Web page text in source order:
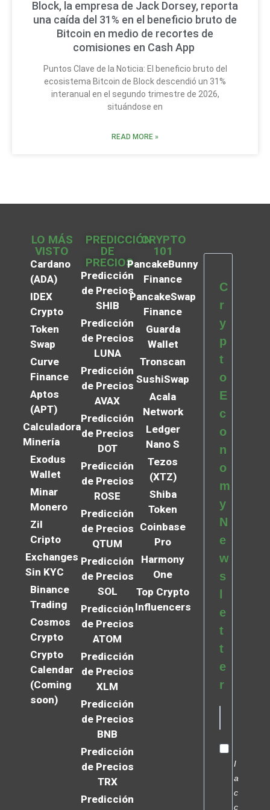
Block, la empresa de Jack Dorsey, reporta
una caída del 31% en el beneficio bruto de
Bitcoin en medio de recortes de
comisiones en Cash App
Puntos Clave de la Noticia: El beneficio bruto del
ecosistema Bitcoin de Block descendió un 31%
interanual en el segundo trimestre de 2026,
situándose en
READ MORE »
LO MÁS
VISTO
Cardano
(ADA)
IDEX
Crypto
Token
Swap
Curve
Finance
Aptos
(APT)
Calculadora
Minería
Exodus
Wallet
Minar
Monero
Zil
Cripto
Exchanges
Sin KYC
Binance
Trading
Cosmos
Crypto
Crypto
Calendar
(Coming
soon)
PREDICCIÓN
DE
PRECIOS
Predicción
de Precios
SHIB
Predicción
de Precios
LUNA
Predicción
de Precios
AVAX
Predicción
de Precios
DOT
Predicción
de Precios
ROSE
Predicción
de Precios
QTUM
Predicción
de Precios
SOL
Predicción
de Precios
ATOM
Predicción
de Precios
XLM
Predicción
de Precios
BNB
Predicción
de Precios
TRX
Predicción
CRYPTO
101
PancakeBunny
Finance
PancakeSwap
Finance
Guarda
Wallet
Tronscan
SushiSwap
Acala
Network
Ledger
Nano S
Tezos
(XTZ)
Shiba
Token
Coinbase
Pro
Harmony
One
Top Crypto
Influencers
C
r
y
p
t
o
E
c
o
n
o
m
y
N
e
w
s
e
t
t
e
r
I
a
c
c